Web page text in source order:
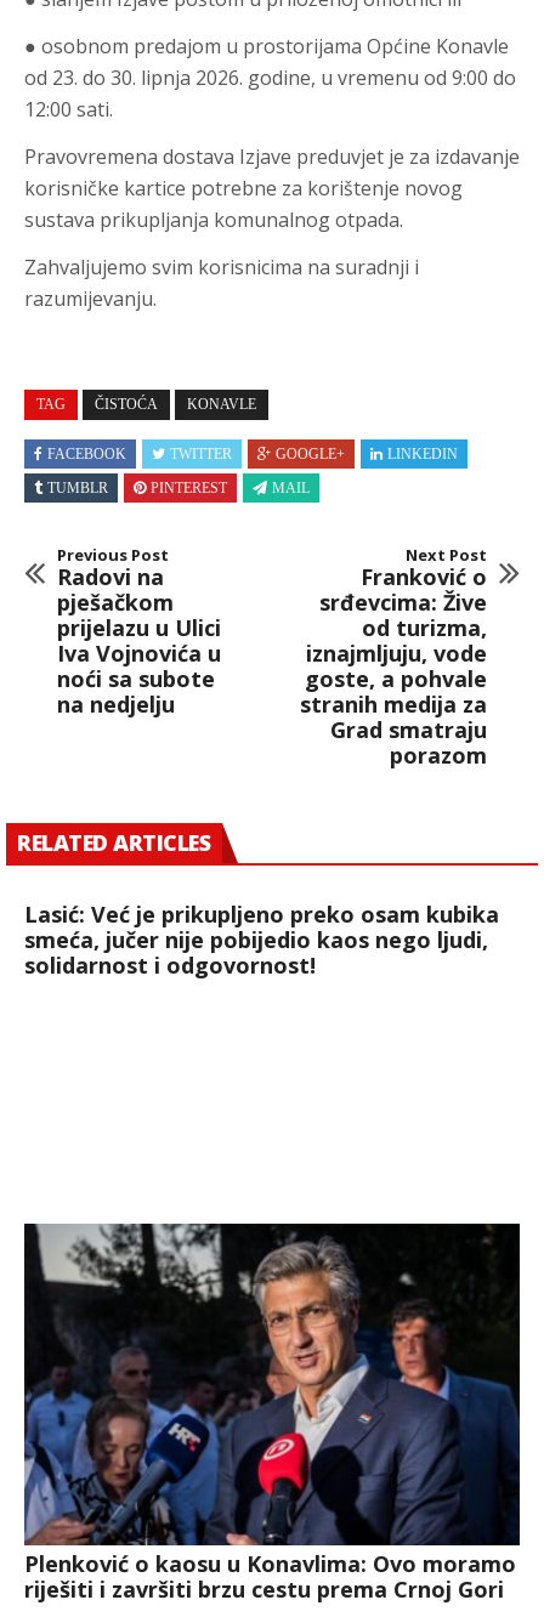
● osobnom predajom u prostorijama Općine Konavle
od 23. do 30. lipnja 2026. godine, u vremenu od 9:00 do
12:00 sati.
Pravovremena dostava Izjave preduvjet je za izdavanje
korisničke kartice potrebne za korištenje novog
sustava prikupljanja komunalnog otpada.
Zahvaljujemo svim korisnicima na suradnji i
razumijevanju.
TAG ČISTOĆA KONAVLE
FACEBOOK TWITTER GOOGLE+
LINKEDIN
TUMBLR
PINTEREST MAIL
Previous Post
Radovi na
pješačkom
prijelazu u Ulici
Iva Vojnovića u
noći sa subote
na nedjelju
Next Post
Franković o
srđevcima: Žive
od turizma,
iznajmljuju, vode
goste, a pohvale
stranih medija za
Grad smatraju
porazom
RELATED ARTICLES
Lasić: Već je prikupljeno preko osam kubika
smeća, jučer nije pobijedio kaos nego ljudi,
solidarnost i odgovornost!
Plenković o kaosu u Konavlima: Ovo moramo
riješiti i završiti brzu cestu prema Crnoj Gori